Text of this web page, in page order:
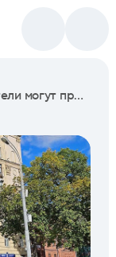
Предприниматели могут приобрести помещение для организации медучреждения в Беговом районе